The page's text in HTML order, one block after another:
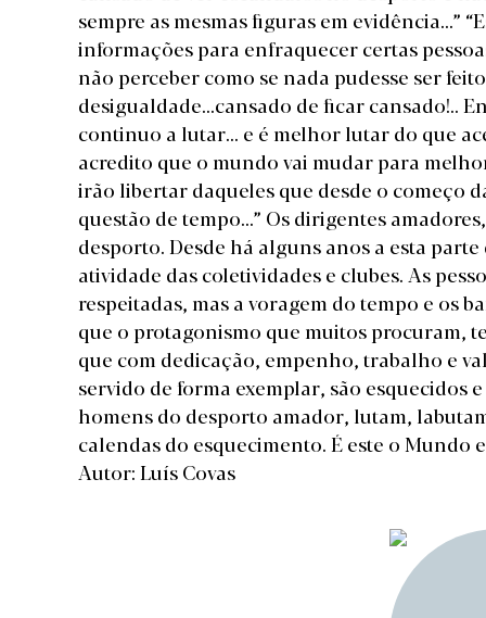
sempre as mesmas figuras em evidência...”
informações para enfraquecer certas
não perceber como se nada pudesse ser
desigualdade...cansado de ficar cansado!..
continuo a lutar... e é melhor lutar do que
acredito que o mundo vai mudar para
irão libertar daqueles que desde o começo
questão de tempo...” Os dirigentes
desporto. Desde há alguns anos a esta
atividade das coletividades e clubes. As
respeitadas, mas a voragem do tempo e os
que o protagonismo que muitos procuram,
que com dedicação, empenho, trabalho e
servido de forma exemplar, são esquecidos
homens do desporto amador, lutam,
calendas do esquecimento. É este o Mundo
Autor: Luís Covas